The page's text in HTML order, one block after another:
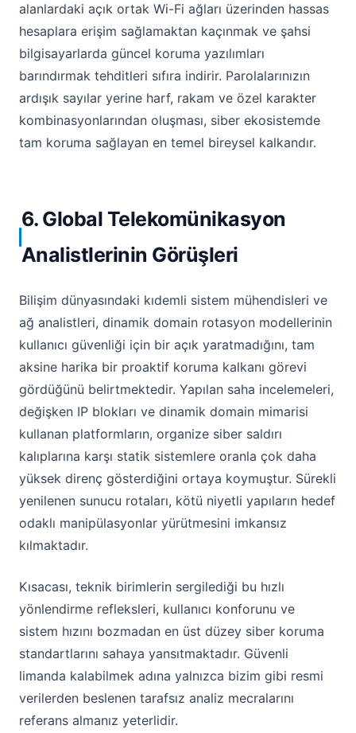
alanlardaki açık ortak Wi-Fi ağları üzerinden hassas
hesaplara erişim sağlamaktan kaçınmak ve şahsi
bilgisayarlarda güncel koruma yazılımları
barındırmak tehditleri sıfıra indirir. Parolalarınızın
ardışık sayılar yerine harf, rakam ve özel karakter
kombinasyonlarından oluşması, siber ekosistemde
tam koruma sağlayan en temel bireysel kalkandır.
6. Global Telekomünikasyon
Analistlerinin Görüşleri
Bilişim dünyasındaki kıdemli sistem mühendisleri ve
ağ analistleri, dinamik domain rotasyon modellerinin
kullanıcı güvenliği için bir açık yaratmadığını, tam
aksine harika bir proaktif koruma kalkanı görevi
gördüğünü belirtmektedir. Yapılan saha incelemeleri,
değişken IP blokları ve dinamik domain mimarisi
kullanan platformların, organize siber saldırı
kalıplarına karşı statik sistemlere oranla çok daha
yüksek direnç gösterdiğini ortaya koymuştur. Sürekli
yenilenen sunucu rotaları, kötü niyetli yapıların hedef
odaklı manipülasyonlar yürütmesini imkansız
kılmaktadır.
Kısacası, teknik birimlerin sergilediği bu hızlı
yönlendirme refleksleri, kullanıcı konforunu ve
sistem hızını bozmadan en üst düzey siber koruma
standartlarını sahaya yansıtmaktadır. Güvenli
limanda kalabilmek adına yalnızca bizim gibi resmi
verilerden beslenen tarafsız analiz mecralarını
referans almanız yeterlidir.